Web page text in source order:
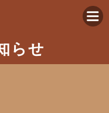
らせ